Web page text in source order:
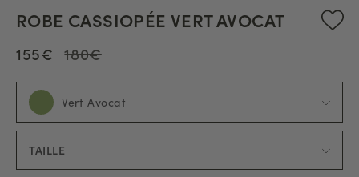
ROBE CASSIOPÉE VERT AVOCAT
155€ 180€
Vert Avocat
TAILLE